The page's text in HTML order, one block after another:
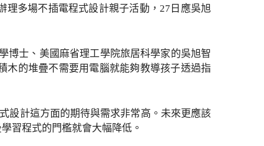
理多場不插電程式設計親子活動，27日應吳旭
博士、美國麻省理工學院旅居科學家的吳旭智
木的堆疊不需要用電腦就能夠教導孩子透過指
設計這方面的期待與需求非常高。未來更應該
習程式的門檻就會大幅降低。